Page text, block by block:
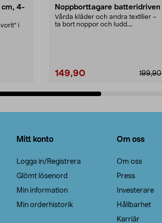
cm, 4-
i
Noppborttagare batteridriven
Vårda kläder och andra textilier –
ta bort noppor och ludd.
199,90
149,90
Mitt konto
Logga in/Registrera
Glömt lösenord
Min information
Min orderhistorik
Om oss
Om oss
Press
Investerare
Hållbarhet
Karriär